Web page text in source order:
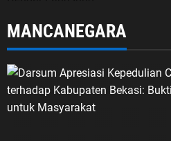
MANCANEGARA